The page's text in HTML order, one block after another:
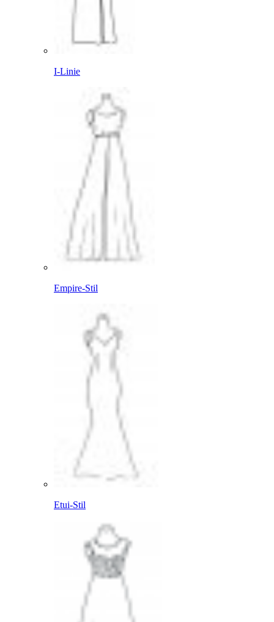
I-Linie
Empire-Stil
Etui-Stil